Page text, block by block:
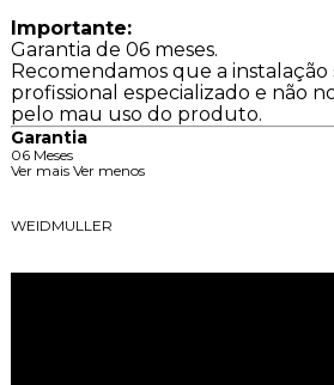
Importante:
Garantia de 06 meses.
Recomendamos que a instalação
profissional especializado e não
pelo mau uso do produto.
Garantia
06 Meses
Ver mais Ver menos
WEIDMULLER